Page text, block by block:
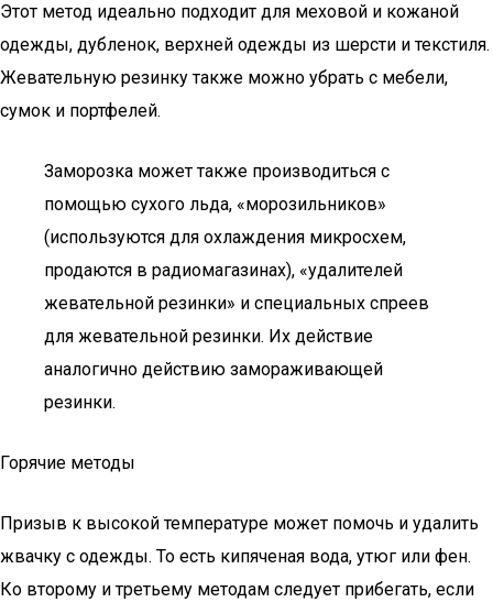
Этот метод идеально подходит для меховой и кожаной
одежды, дубленок, верхней одежды из шерсти и текстиля.
Жевательную резинку также можно убрать с мебели,
сумок и портфелей.
Заморозка может также производиться с
помощью сухого льда, «морозильников»
(используются для охлаждения микросхем,
продаются в радиомагазинах), «удалителей
жевательной резинки» и специальных спреев
для жевательной резинки. Их действие
аналогично действию замораживающей
резинки.
Горячие методы
Призыв к высокой температуре может помочь и удалить
жвачку с одежды. То есть кипяченая вода, утюг или фен.
Ко второму и третьему методам следует прибегать, если